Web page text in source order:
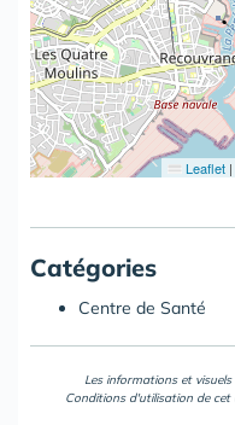
Leaflet |
Catégories
Centre de Santé
Les informations et
Conditions d'utilisation de